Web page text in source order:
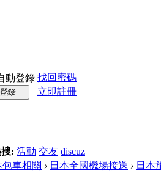
動登錄 找回密碼
登錄
立即註冊
: 活動 交友 discuz
包車相關 › 日本全國機場接送 › 日本